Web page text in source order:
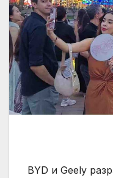
BYD и Geely